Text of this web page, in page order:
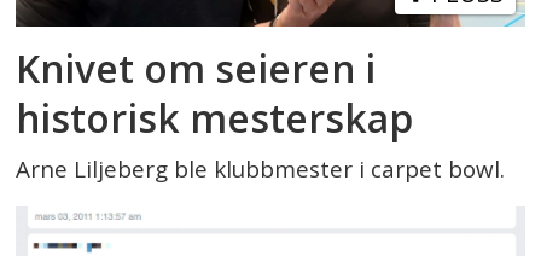
Knivet om seieren i
historisk mesterskap
Arne Liljeberg ble klubbmester i carpet bowl.